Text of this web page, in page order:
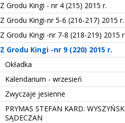
Z Grodu Kingi - nr 4 (215) 2015 r.
Z Grodu Kingi-nr 5-6 (216-217) 2015 r.
Z Grodu Kingi -nr 7-8 (218-219) 2015 r
Z Grodu Kingi -nr 9 (220) 2015 r.
Okładka
Kalendarium - wrzesień
Zwyczaje jesienne
PRYMAS STEFAN KARD.
SĄDECZAN